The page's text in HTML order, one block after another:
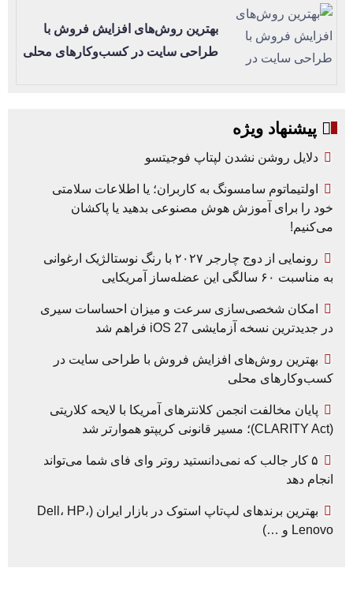
بهترین روش‌های افزایش فروش با
طراحی سایت در کسب‌وکارهای محلی
پیشنهاد ویژه
دلایل روشن نشدن لپتاپ فوجیتسو
اولتیماتوم سامسونگ به کاربران؛ یا اطلاعات سلامتی
خود را برای آموزش هوش مصنوعی بدهید یا پاکشان
می‌کنیم!
رونمایی از دوج چارجر ۲۰۲۷ با رنگ نوستالژیک ارغوانی
به مناسبت ۶۰ سالگی این عضله‌ساز آمریکایی
امکان شخصی‌سازی سرعت و میزان احساسات سیری
در جدیدترین نسخه آزمایشی iOS 27 فراهم شد
بهترین روش‌های افزایش فروش با طراحی سایت در
کسب‌وکارهای محلی
پایان مخالفت انجمن کلانترهای آمریکا با لایحه کلاریتی
(CLARITY Act)؛ مسیر قانونی کریپتو هموارتر شد
۵ کار جالب که نمی‌دانستید روتر وای فای شما می‌تواند
انجام دهد
بهترین برندهای لپ‌تاپ استوک در بازار ایران (Dell، HP،
Lenovo و …)